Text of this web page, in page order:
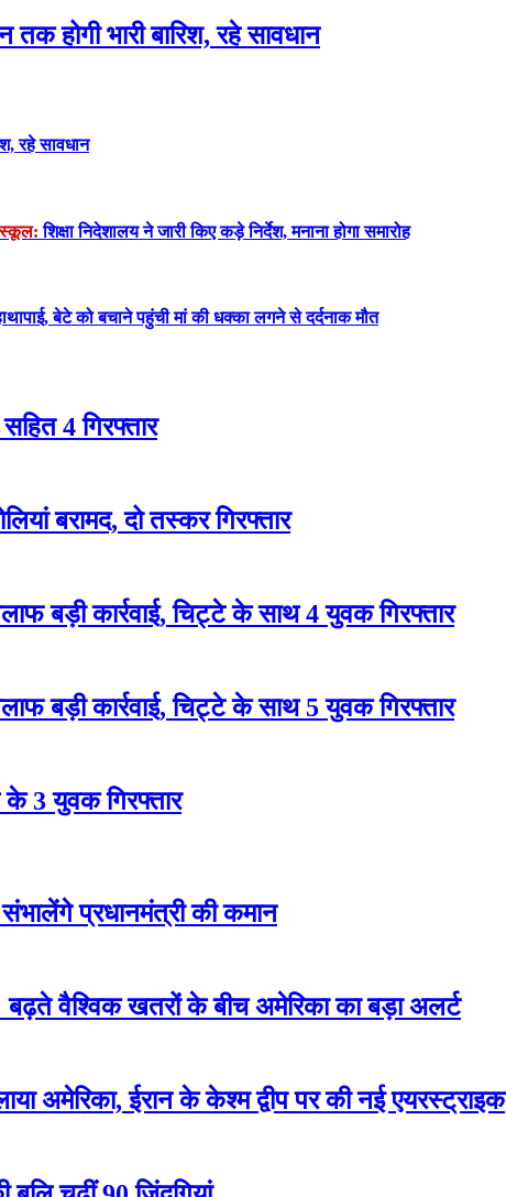
तक होगी भारी बारिश, रहे सावधान
रहे सावधान
स्कूल: शिक्षा निदेशालय ने जारी किए कड़े निर्देश, मनाना होगा समारोह
बेटे को बचाने पहुंची मां की धक्का लगने से दर्दनाक मौत
4 गिरफ्तार
बरामद, दो तस्कर गिरफ्तार
बड़ी कार्रवाई, चिट्टे के साथ 4 युवक गिरफ्तार
बड़ी कार्रवाई, चिट्टे के साथ 5 युवक गिरफ्तार
3 युवक गिरफ्तार
संभालेंगे प्रधानमंत्री की कमान
बढ़ते वैश्विक खतरों के बीच अमेरिका का बड़ा अलर्ट
अमेरिका, ईरान के केश्म द्वीप पर की नई एयरस्ट्राइक